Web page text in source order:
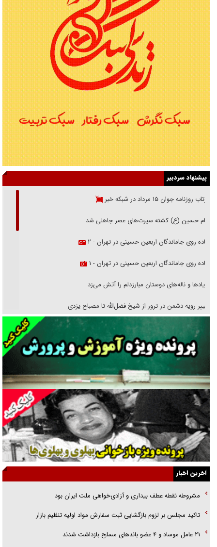
پیشنهاد سردبیر
بازتاب روزنامه جوان ۱۵ مرداد در شبکه خبر
امام حسین (ع) کشته سیرت‌های عصر جاهلی شد
پیاده روی جاماندگان اربعین حسینی در تهران - ۲
پیاده روی جاماندگان اربعین حسینی در تهران - ۱
فریاد‌ها و ناله‌های دوستان مبارزدلم را آتش می‌زد
تغییر رویه دشمن در ترور از شیخ فضل‌الله تا مصباح یزدی
خرید قسطی اولش خنده و آخرش گریه است!
فوتبال و آن «بالا»!
راهبرد غافلگیری با نسل جدید پهپاد‌ها
جنجال پزشکان تقلبی در صنعت زیبایی
یهودی‌ها در ادبیات داستانی اروپا؛ از شکسپیر تا دیکنز
گفت‌وگو با خواهر یکی از شهدای جنگ رمضان/ خواهرم فرمانده جهادی و
اهل خدمت بی‌منت بود
جزئیات شکنجه‌هایم فراتر از آن است که در بیان بگنجد!
گزارش «جوان» از قوانین سخت‌گیرانه ۶ قاره در برابر یورش به پاسگاه‌های
آخرین اخبار
مشروطه نقطه عطف بیداری و آزادی‌خواهی ملت ایران بود
تاکید مجلس بر لزوم بازگشایی ثبت سفارش مواد اولیه تنظیم بازار
۲۱ عامل موساد و ۴ عضو باند‌های مسلح بازداشت شدند